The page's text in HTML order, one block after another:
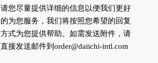
请您尽量提供详细的信息以便我们更好
的为您服务，我们将按照您希望的回复
方式为您提供帮助。如需发送附件，请
直接发送邮件到 order@daiichi-intl.com